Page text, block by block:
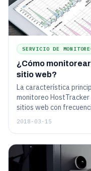
SERVICIO DE
¿Cómo
sitio web?
La característica
monitoreo
sitios web con
global de servidores
2018-03-15